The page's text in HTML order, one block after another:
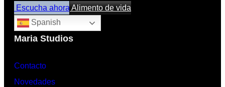
Escucha ahoraAlimento de vida
Spanish
Maria Studios
Contacto
Novedades